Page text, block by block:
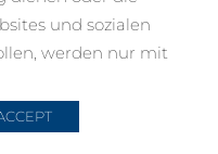
und sozialen
werden nur mit